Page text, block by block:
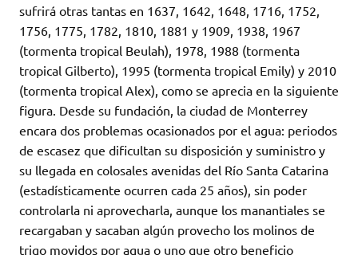
sufrirá otras tantas en 1637, 1642, 1648, 1716, 1752,
1756, 1775, 1782, 1810, 1881 y 1909, 1938, 1967
(tormenta tropical Beulah), 1978, 1988 (tormenta
tropical Gilberto), 1995 (tormenta tropical Emily) y 2010
(tormenta tropical Alex), como se aprecia en la siguiente
figura. Desde su fundación, la ciudad de Monterrey
encara dos problemas ocasionados por el agua: periodos
de escasez que dificultan su disposición y suministro y
su llegada en colosales avenidas del Río Santa Catarina
(estadísticamente ocurren cada 25 años), sin poder
controlarla ni aprovecharla, aunque los manantiales se
recargaban y sacaban algún provecho los molinos de
trigo movidos por agua o uno que otro beneficio